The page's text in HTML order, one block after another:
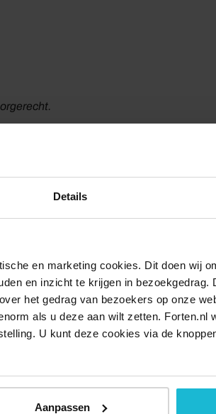
Details
en marketing cookies. Dit doen wij
en inzicht te krijgen in bezoekgedrag.
het gedrag van bezoekers op onze
als u deze aan wilt zetten. Forten.nl
U kunt deze cookies via de
Aanpassen
van de Loonse en Drunense
kilometer ligt een van de
Deze ‘Brabantse Sahara’
zorgen.
onderdeel uitmaakt van de Langstraat.
Het nabijgelegen Waalwijk is nog
in 1886, is in 1965 grondig
bij deze trotse wiekendrager, dus